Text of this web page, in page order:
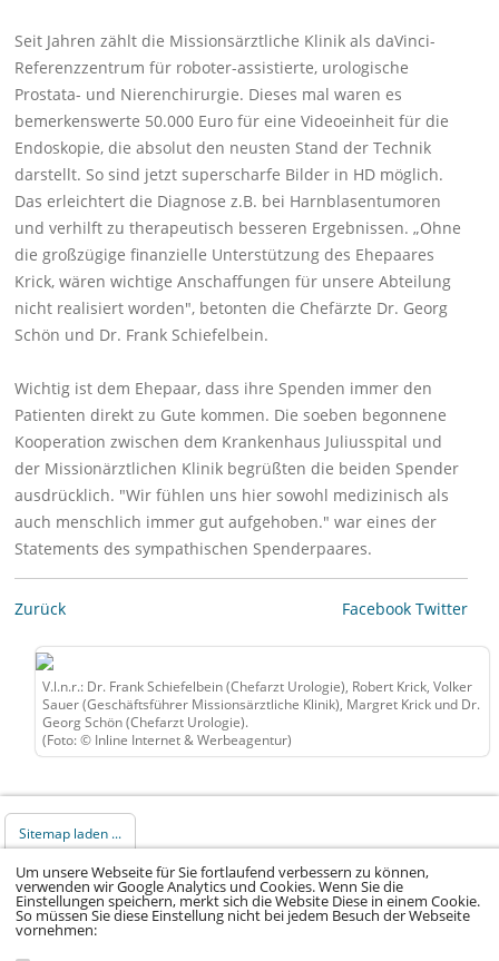
Seit Jahren zählt die Missionsärztliche Klinik als daVinci-
Referenzzentrum für roboter-assistierte, urologische
Prostata- und Nierenchirurgie. Dieses mal waren es
bemerkenswerte 50.000 Euro für eine Videoeinheit für die
Endoskopie, die absolut den neusten Stand der Technik
darstellt. So sind jetzt superscharfe Bilder in HD möglich.
Das erleichtert die Diagnose z.B. bei Harnblasentumoren
und verhilft zu therapeutisch besseren Ergebnissen. „Ohne
die großzügige finanzielle Unterstützung des Ehepaares
Krick, wären wichtige Anschaffungen für unsere Abteilung
nicht realisiert worden", betonten die Chefärzte Dr. Georg
Schön und Dr. Frank Schiefelbein.
Wichtig ist dem Ehepaar, dass ihre Spenden immer den
Patienten direkt zu Gute kommen. Die soeben begonnene
Kooperation zwischen dem Krankenhaus Juliusspital und
der Missionärztlichen Klinik begrüßten die beiden Spender
ausdrücklich. "Wir fühlen uns hier sowohl medizinisch als
auch menschlich immer gut aufgehoben." war eines der
Statements des sympathischen Spenderpaares.
Zurück Facebook Twitter
V.l.n.r.: Dr. Frank Schiefelbein (Chefarzt Urologie), Robert Krick, Volker
Sauer (Geschäftsführer Missionsärztliche Klinik), Margret Krick und Dr.
Georg Schön (Chefarzt Urologie).
(Foto: © Inline Internet & Werbeagentur)
Sitemap laden ...
© 2026 Klinikum Würzburg Mitte gGmbH •
Impressum• Datenschutz•Datenschutz Social
Um unsere Webseite für Sie fortlaufend verbessern zu können,
verwenden wir Google Analytics und Cookies. Wenn Sie die
Einstellungen speichern, merkt sich die Website Diese in einem Cookie.
So müssen Sie diese Einstellung nicht bei jedem Besuch der Webseite
vornehmen: